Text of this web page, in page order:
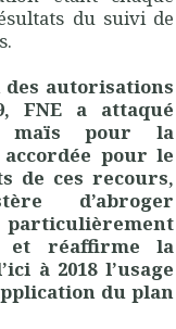
du suivi de
autorisations
FNE a attaqué
maïs pour la
accordée pour le
de ces recours,
d’abroger
et réaffirme la
à 2018 l’usage
du plan